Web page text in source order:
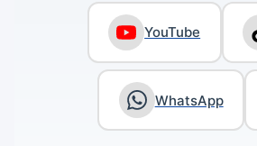
YouTube
WhatsApp